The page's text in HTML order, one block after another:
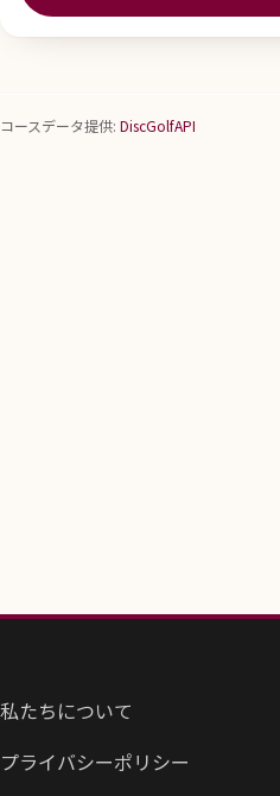
コースデータ提供: DiscGolfAPI
私たちについて
プライバシーポリシー